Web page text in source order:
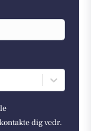
dig vedr.